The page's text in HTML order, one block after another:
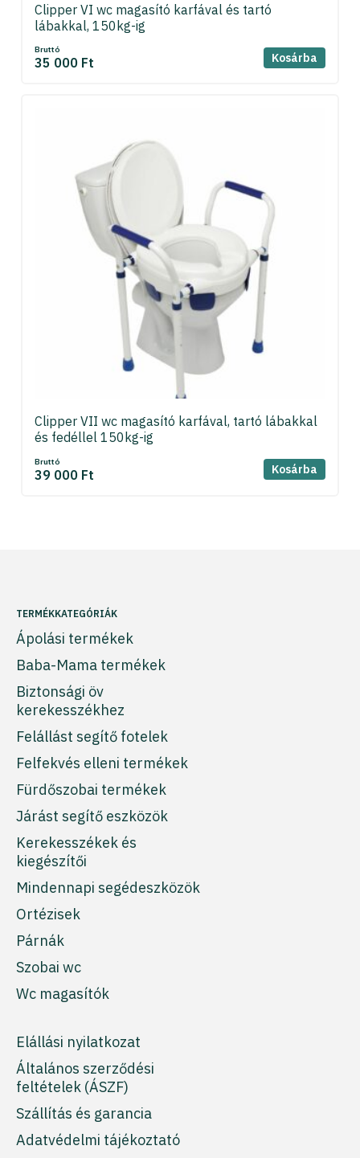
Clipper VI wc magasító karfával és tartó
lábakkal, 150kg-ig
Bruttó
35 000 Ft Kosárba
Clipper VII wc magasító karfával, tartó lábakkal
és fedéllel 150kg-ig
Bruttó
39 000 Ft Kosárba
TERMÉKKATEGÓRIÁK
Ápolási termékek
Baba-Mama termékek
Biztonsági öv
kerekesszékhez
Felállást segítő fotelek
Felfekvés elleni termékek
Fürdőszobai termékek
Járást segítő eszközök
Kerekesszékek és
kiegészítői
Mindennapi segédeszközök
Ortézisek
Párnák
Szobai wc
Wc magasítók
Elállási nyilatkozat
Általános szerződési
feltételek (ÁSZF)
Szállítás és garancia
Adatvédelmi tájékoztató